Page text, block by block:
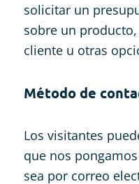
solicitar un
sobre un
cliente u otras
Método de
Los visitantes
que nos
sea por correo